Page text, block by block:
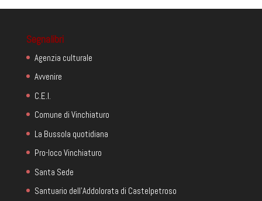
Segnalibri
Agenzia culturale
Avvenire
C.E.I.
Comune di Vinchiaturo
La Bussola quotidiana
Pro-loco Vinchiaturo
Santa Sede
Santuario dell'Addolorata di Castelpetroso